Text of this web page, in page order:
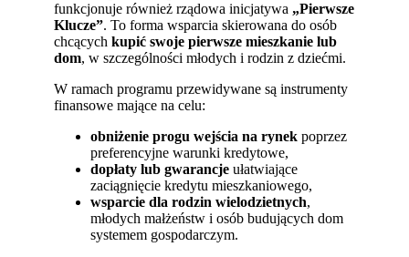
funkcjonuje również rządowa inicjatywa „Pierwsze
Klucze”. To forma wsparcia skierowana do osób
chcącychkupić swoje pierwsze mieszkanie lub
dom, w szczególności młodych i rodzin z dziećmi.
W ramach programu przewidywane są instrumenty
finansowe mające na celu:
obniżenie progu wejścia na rynek poprzez
preferencyjne warunki kredytowe,
dopłaty lub gwarancje ułatwiające
zaciągnięcie kredytu mieszkaniowego,
wsparcie dla rodzin wielodzietnych,
młodych małżeństw i osób budujących dom
systemem gospodarczym.